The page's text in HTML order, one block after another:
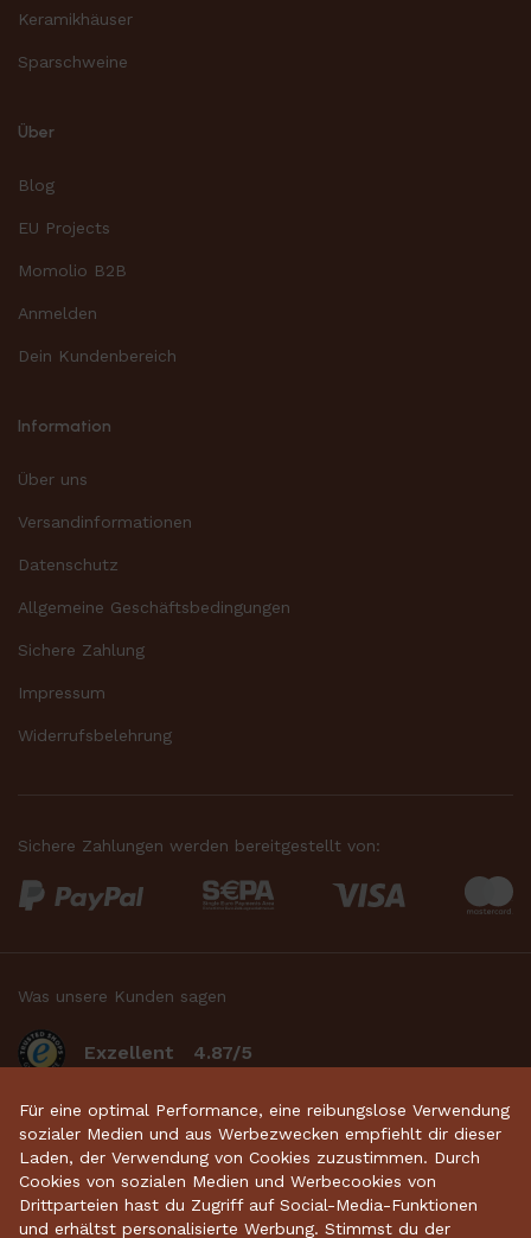
Keramikhäuser
Sparschweine
Über
Blog
EU Projects
Momolio B2B
Anmelden
Dein Kundenbereich
Information
Über uns
Versandinformationen
Datenschutz
Allgemeine Geschäftsbedingungen
Sichere Zahlung
Impressum
Widerrufsbelehrung
Sichere Zahlungen werden bereitgestellt von:
Was unsere Kunden sagen
Exzellent 4.87/5
basierend auf 2634bewertungen.
Startseite • Keramikdeko • Gartenkeramik •
Für eine optimal Performance, eine reibungslose Verwendung
sozialer Medien und aus Werbezwecken empfiehlt dir dieser
Laden, der Verwendung von Cookies zuzustimmen. Durch
Cookies von sozialen Medien und Werbecookies von
Drittparteien hast du Zugriff auf Social-Media-Funktionen
und erhältst personalisierte Werbung. Stimmst du der